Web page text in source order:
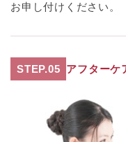
お申し付けください。
STEP.05 アフターケ